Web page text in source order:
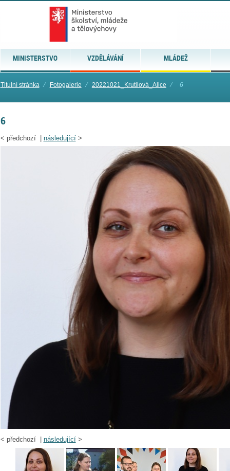
MINISTERSTVO VZDĚLÁVÁNÍ MLÁDEŽ
Titulní stránka ⁄ Fotogalerie ⁄ 20221021_Krutilová_Alice ⁄ 6
6
< předchozí | následující>
< předchozí | následující>